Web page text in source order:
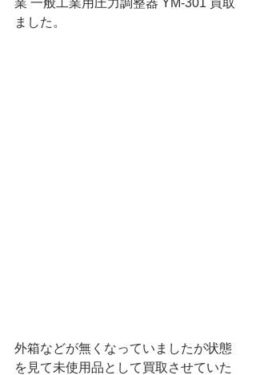
業 一般工業用圧力調整器 YM-301 買取
ました。
外箱などが無くなっていましたが状態
を見て未使用品として買取させていた